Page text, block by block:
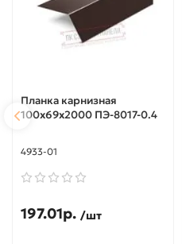
Планка карнизная
100х69х2000 ПЭ-8017-0.4
4933-01
197.01р. /шт